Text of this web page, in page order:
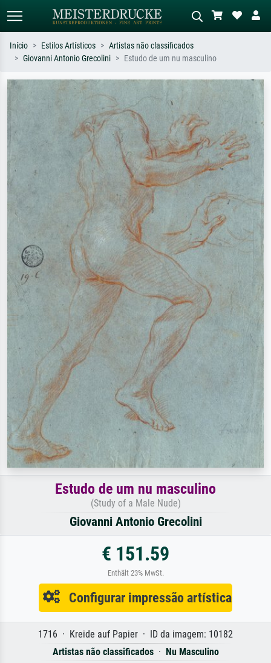
Pesquise por artista, título ou estilo –
ex: Monet, Noite Estrelada,
impressionismo, onda de Hokusai, nu.
Descreva a cena – ex: prado verde,
abstrato com muito vermelho, pintura
a óleo escura, nu em pé ao lado de
uma árvore.
Início Estilos Artísticos
Artistas não classificados
Giovanni Antonio Grecolini
Estudo de um nu masculino
Estudo de um nu masculino
(Study of a Male Nude)
Giovanni Antonio Grecolini
€ 151.59
Enthält 23% MwSt.
Configurar impressão artística
1716 · Kreide auf Papier · ID da imagem: 10182
Artistas não classificados· Nu Masculino